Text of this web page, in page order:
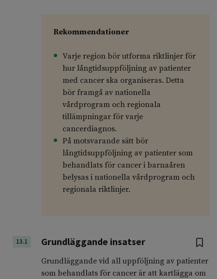
Rekommendationer
Varje region bör utforma riktlinjer för
hur långtidsuppföljning av patienter
med cancer ska organiseras. Detta
bör framgå av nationella
vårdprogram och regionala
tillämpningar för varje
cancerdiagnos.
På motsvarande sätt bör
långtidsuppföljning av patienter som
behandlats för cancer i barnaåren
belysas i nationella vårdprogram och
regionala riktlinjer.
13.1 Grundläggande insatser
Grundläggande vid all uppföljning av patienter
som behandlats för cancer är att kartlägga om